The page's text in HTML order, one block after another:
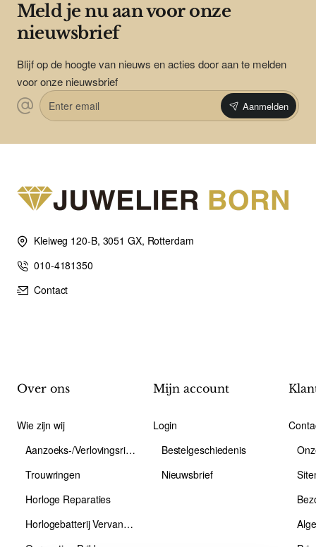
Meld je nu aan voor onze
nieuwsbrief
Blijf op de hoogte van nieuws en acties door aan te melden
voor onze nieuwsbrief
Enter
email
Aanmelden
Kleiweg 120-B, 3051 GX, Rotterdam
010-4181350
Contact
Over ons
Wie zijn wij
Aanzoeks-/Verlovingsring
Trouwringen
Horloge Reparaties
Horlogebatterij Vervangen
Mijn account
Login
Bestelgeschiedenis
Nieuwsbrief